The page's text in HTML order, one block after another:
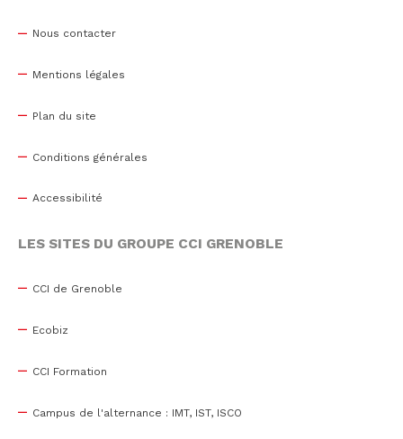
Nous contacter
Mentions légales
Plan du site
Conditions générales
Accessibilité
LES SITES DU GROUPE CCI GRENOBLE
CCI de Grenoble
Ecobiz
CCI Formation
Campus de l'alternance : IMT, IST, ISCO